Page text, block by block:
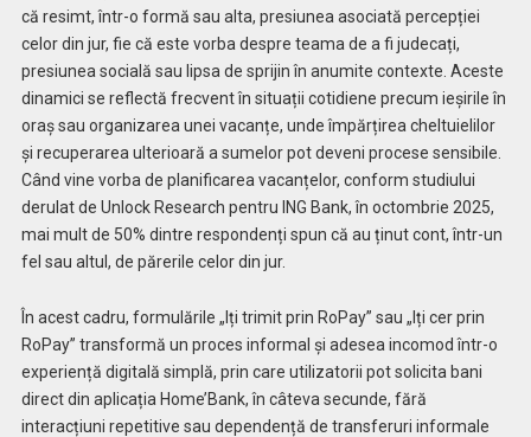
că resimt, într-o formă sau alta, presiunea asociată percepției
celor din jur, fie că este vorba despre teama de a fi judecați,
presiunea socială sau lipsa de sprijin în anumite contexte. Aceste
dinamici se reflectă frecvent în situații cotidiene precum ieșirile în
oraș sau organizarea unei vacanțe, unde împărțirea cheltuielilor
și recuperarea ulterioară a sumelor pot deveni procese sensibile.
Când vine vorba de planificarea vacanțelor, conform studiului
derulat de Unlock Research pentru ING Bank, în octombrie 2025,
mai mult de 50% dintre respondenți spun că au ținut cont, într-un
fel sau altul, de părerile celor din jur.
În acest cadru, formulările „Iți trimit prin RoPay” sau „Iți cer prin
RoPay” transformă un proces informal și adesea incomod într-o
experiență digitală simplă, prin care utilizatorii pot solicita bani
direct din aplicația Home’Bank, în câteva secunde, fără
interacțiuni repetitive sau dependență de transferuri informale